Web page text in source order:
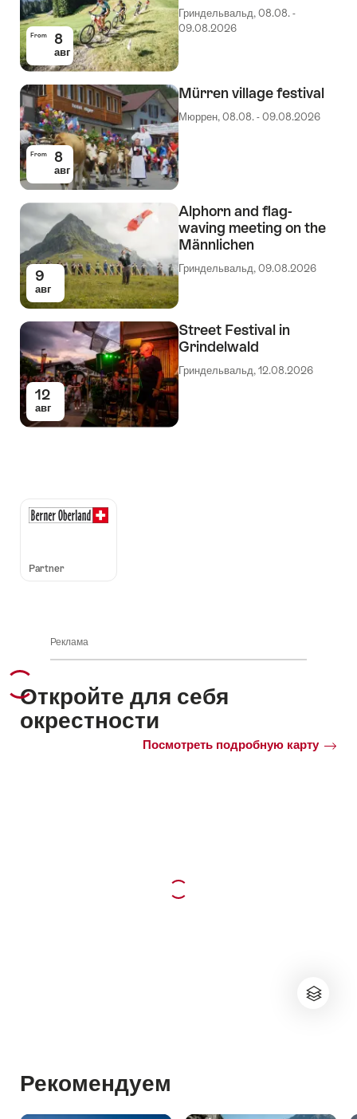
From 8
авг
Гриндельвальд, 08.08. -
09.08.2026
From 8
авг
Mürren village festival
Мюррен, 08.08. - 09.08.2026
9
авг
Alphorn and flag-
waving meeting on the
Männlichen
Гриндельвальд, 09.08.2026
12
авг
Street Festival in
Grindelwald
Гриндельвальд, 12.08.2026
Auszeichnungen
Partner
Реклама
Откройте для себя
окрестности
Посмотреть подробную карту
Рекомендуем